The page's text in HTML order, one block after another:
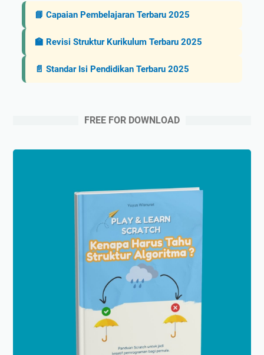
📘 Capaian Pembelajaran Terbaru 2025
🏫 Revisi Struktur Kurikulum Terbaru 2025
📄 Standar Isi Pendidikan Terbaru 2025
FREE FOR DOWNLOAD